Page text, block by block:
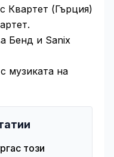
Квартет (Гърция)
Бенд и Sanix
музиката на
този